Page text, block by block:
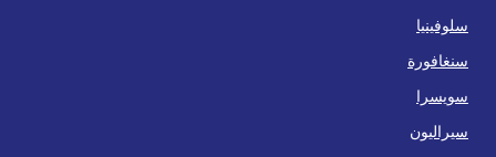
سلوفينيا
سنغافورة
سويسرا
سيراليون